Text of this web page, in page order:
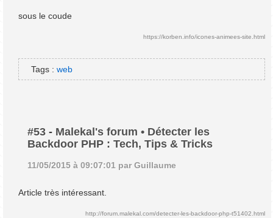
sous le coude
https://korben.info/icones-animees-site.html
Tags :web
#53 - Malekal's forum • Détecter les
Backdoor PHP : Tech, Tips & Tricks
11/05/2015 à 09:07:01 par Guillaume
Article très intéressant.
http://forum.malekal.com/detecter-les-backdoor-php-t51402.html